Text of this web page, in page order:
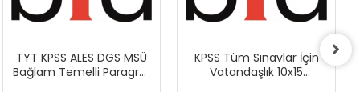
TYT KPSS ALES DGS MSÜ
Bağlam Temelli Paragraf
KPSS Tüm Sınavlar İçin
Vatandaşlık 10x15